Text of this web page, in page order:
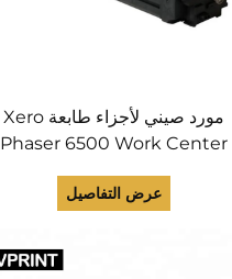
مورد صيني لأجزاء طابعة Xero
Phaser 6500 Work Center
عرض التفاصيل